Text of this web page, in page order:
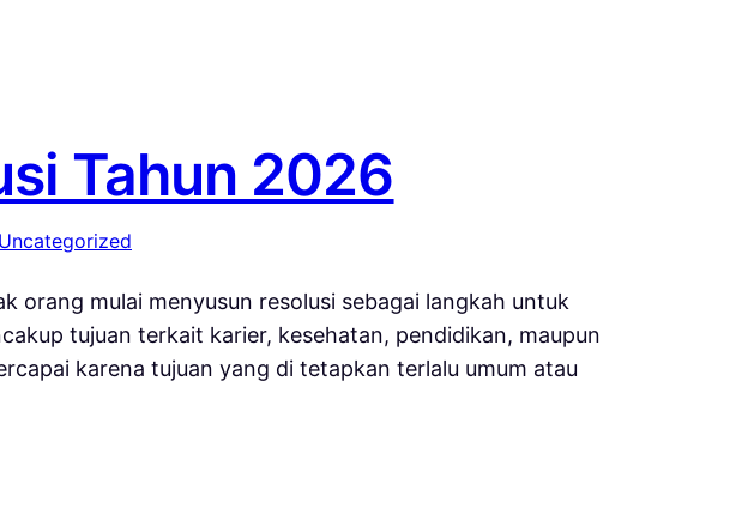
Tahun 2026
Uncategorized
orang mulai menyusun resolusi sebagai langkah untuk
tujuan terkait karier, kesehatan, pendidikan, maupun
karena tujuan yang di tetapkan terlalu umum atau